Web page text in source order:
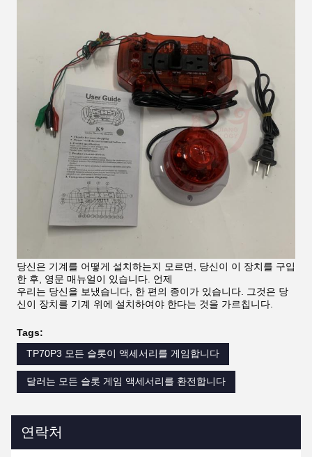
당신은 기계를 어떻게 설치하는지 모르면, 당신이 이 장치를 구입
한 후, 영문 매뉴얼이 있습니다. 언제
우리는 당신을 보냈습니다, 한 편의 종이가 있습니다. 그것은 당
신이 장치를 기계 위에 설치하여야 한다는 것을 가르칩니다.
Tags:
TP70P3 모든 슬롯이 액세서리를 게임합니다
달러는 모든 슬롯 게임 액세서리를 환전합니다
연락처